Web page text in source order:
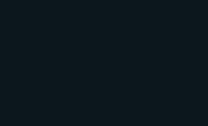
notgedrungen aber habe
man der Auffassung der
Ladungsgut bereits durch
die GMP-Qualität verloren
der Beklagten bereits wegen
nautisches Verschulden aus,
in das GMS »T.« wie das
nautisches Verschulden